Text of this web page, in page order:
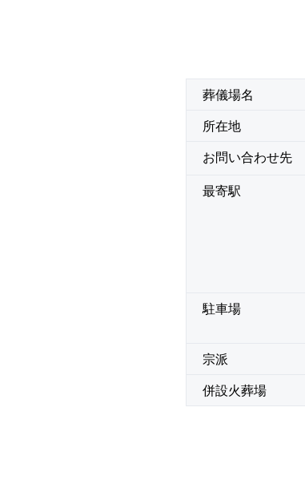
葬儀場名
所在地
お問い合わせ先
最寄駅
駐車場
宗派
併設火葬場